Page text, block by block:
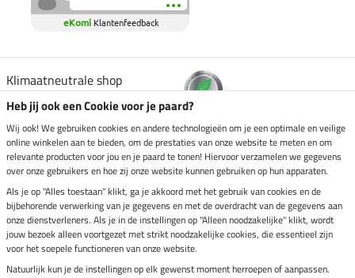
eKomi Klantenfeedback
Klimaatneutrale shop
Verzending per
Veilig betalen met
Impressum
Heb jij ook een Cookie voor je paard?
Wij ook! We gebruiken cookies en andere technologieën om je een optimale en veilige
online winkelen aan te bieden, om de prestaties van onze website te meten en om
relevante producten voor jou en je paard te tonen! Hiervoor verzamelen we gegevens
over onze gebruikers en hoe zij onze website kunnen gebruiken op hun apparaten.
Als je op "Alles toestaan" klikt, ga je akkoord met het gebruik van cookies en de
bijbehorende verwerking van je gegevens en met de overdracht van de gegevens aan
onze dienstverleners. Als je in de instellingen op "Alleen noodzakelijke" klikt, wordt
jouw bezoek alleen voortgezet met strikt noodzakelijke cookies, die essentieel zijn
voor het soepele functioneren van onze website.
Natuurlijk kun je de instellingen op elk gewenst moment herroepen of aanpassen.